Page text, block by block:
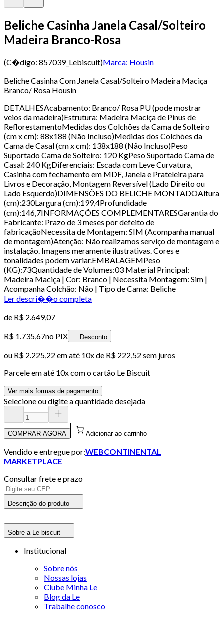
Beliche Casinha Janela Casal/Solteiro
Madeira Branco-Rosa
(C�digo: 857039_Lebiscuit)Marca: Housin
Beliche Casinha Com Janela Casal/Solteiro Madeira Maciça
Branco/ Rosa Housin
DETALHESAcabamento: Branco/ Rosa PU (pode mostrar
veios da madeira)Estrutura: Madeira Maciça de Pinus de
ReflorestamentoMedidas dos Colchões da Cama de Solteiro
(cm x cm): 88x188 (Não Incluso)Medidas dos Colchões da
Cama de Casal (cm x cm): 138x188 (Não Incluso)Peso
Suportado Cama de Solteiro: 120 KgPeso Suportado Cama de
Casal: 240 KgDiferenciais: Escada com Leve Curvatura,
Casinha com fechamento em MDF, Janela e Prateleira para
Livros e Decoração, Montagem Reversível (Lado Direito ou
Lado Esquerdo)DIMENSÕES DO BELICHE MONTADOAltura
(cm):230Largura (cm):199,4Profundidade
(cm):146,7INFORMAÇÕES COMPLEMENTARESGarantia do
Fabricante: Prazo de 3 meses por defeito de
fabricaçãoNecessita de Montagem: SIM (Acompanha manual
de montagem)Atenção: Não realizamos serviço de montagem e
instalação. Imagens meramente ilustrativas. Cores e
tonalidades podem variar.EMBALAGEMPeso
(KG):73Quantidade de Volumes:03 Material Principal:
Madeira Maciça | Cor: Branco | Necessita Montagem: Sim |
Acompanha Colchão: Não | Tipo de Cama: Beliche
Ler descri��o completa
de R$ 2.649,07
R$ 1.735,67no PIX Desconto
ou R$ 2.225,22 em até 10x de R$ 222,52 sem juros
Parcele em até 10x com o cartão Le Biscuit
Ver mais formas de pagamento
Selecione ou digite a quantidade desejada
COMPRAR AGORA Adicionar ao carrinho
Vendido e entregue por:WEBCONTINENTAL
MARKETPLACE
Consultar frete e prazo
Descrição do produto
Sobre a Le biscuit
Institucional
Sobre nós
Nossas lojas
Clube Minha Le
Blog da Le
Trabalhe conosco